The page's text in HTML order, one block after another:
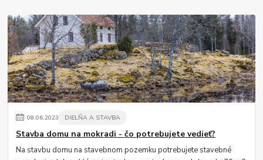
08.06.2023 DIELŇA A STAVBA
Stavba domu na mokradi - čo potrebujete vedieť?
Na stavbu domu na stavebnom pozemku potrebujete stavebné